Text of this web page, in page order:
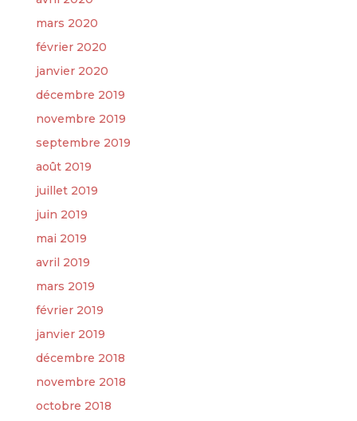
mars 2020
février 2020
janvier 2020
décembre 2019
novembre 2019
septembre 2019
août 2019
juillet 2019
juin 2019
mai 2019
avril 2019
mars 2019
février 2019
janvier 2019
décembre 2018
novembre 2018
octobre 2018